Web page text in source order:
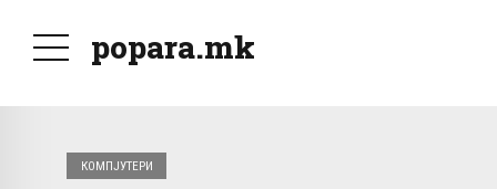
popara.mk
КОМПЈУТЕРИ